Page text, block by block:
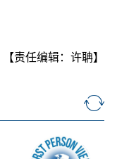
【责任编辑：许聃】